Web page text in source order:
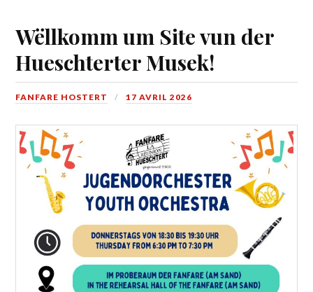
Wëllkomm um Site vun der
Hueschterter Musek!
FANFARE HOSTERT 17 AVRIL 2026